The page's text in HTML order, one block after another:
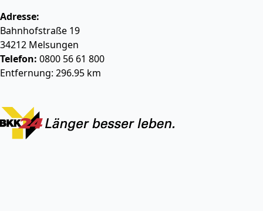
Adresse:
Bahnhofstraße 19
34212 Melsungen
Telefon: 0800 56 61 800
Entfernung: 296.95 km